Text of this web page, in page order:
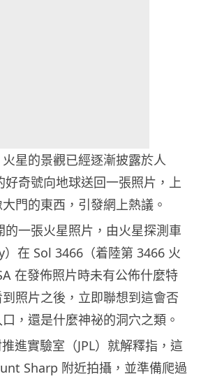
星的景觀已經逐漸披露於人
好奇號向地球送回一張照片，上
門的東西，引發網上熱議。
的一張火星照片，由火星探測車
在 Sol 3466（着陸第 3466 火
在發佈照片時未有公佈什麼特
照片之後，立即聯想到這會否
，還是什麼神祕的洞穴之類。
進實驗室（JPL）就解釋指，這
Sharp 附近拍攝，並準備爬過